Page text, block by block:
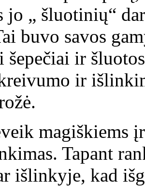
jo „ šluotinių“
buvo savos
ir
ir
magiškiems
Tapant
išlinkyje, kad